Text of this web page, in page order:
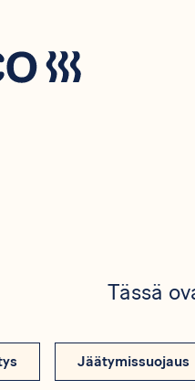
Tässä
Jäätymissuojaus